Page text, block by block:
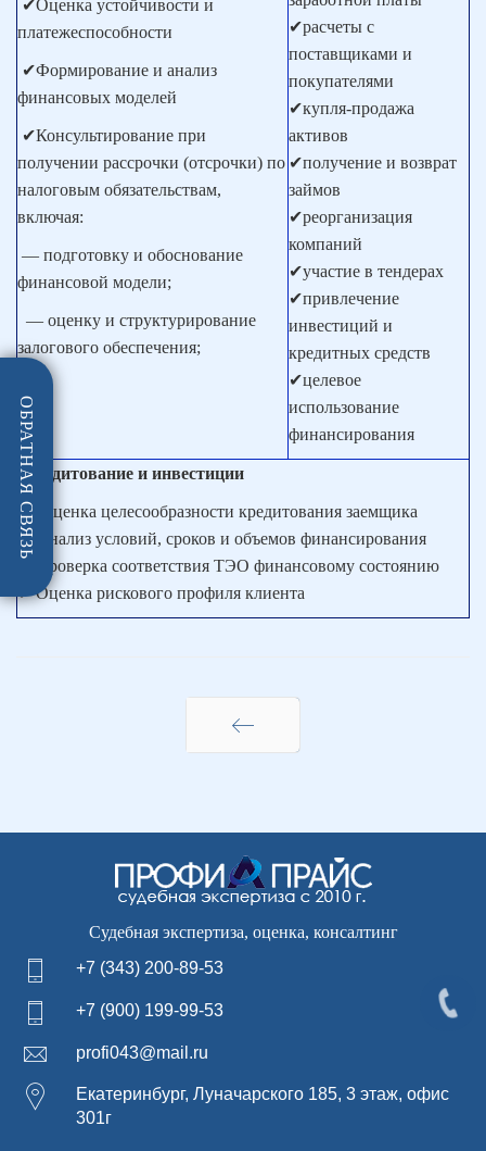
✔Оценка устойчивости и
платежеспособности
✔Формирование и анализ
финансовых моделей
✔Консультирование при
получении рассрочки (отсрочки) по
налоговым обязательствам,
включая:
— подготовку и обоснование
финансовой модели;
— оценку и структурирование
залогового обеспечения;
✔расчеты с
поставщиками и
покупателями
✔купля-продажа
активов
✔получение и возврат
займов
✔реорганизация
компаний
✔участие в тендерах
✔привлечение
инвестиций и
кредитных средств
✔целевое
использование
финансирования
Кредитование и инвестиции
✔ Оценка целесообразности кредитования заемщика
✔ Анализ условий, сроков и объемов финансирования
✔ Проверка соответствия ТЭО финансовому состоянию
✔ Оценка рискового профиля клиента
Судебная экспертиза, оценка, консалтинг
+7 (343) 200-89-53
+7 (900) 199-99-53
profi043@mail.ru
Екатеринбург, Луначарского 185, 3 этаж, офис
301г
ОБРАТНАЯ СВЯЗЬ